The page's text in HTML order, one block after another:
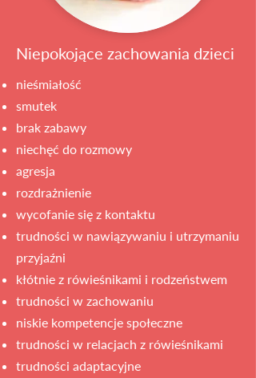
Niepokojące zachowania dzieci
nieśmiałość
smutek
brak zabawy
niechęć do rozmowy
agresja
rozdrażnienie
wycofanie się z kontaktu
trudności w nawiązywaniu i utrzymaniu
przyjaźni
kłótnie z rówieśnikami i rodzeństwem
trudności w zachowaniu
niskie kompetencje społeczne
trudności w relacjach z rówieśnikami
trudności adaptacyjne